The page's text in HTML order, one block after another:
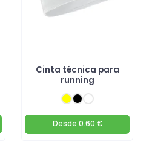
Cinta técnica para
running
Desde 0.60 €